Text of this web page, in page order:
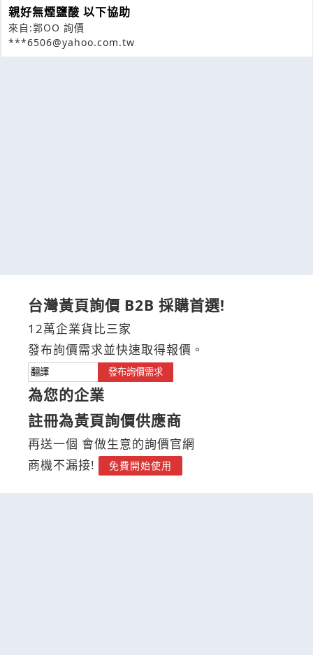
親好無煙鹽酸 以下協助
來自:郭OO 詢價
***6506@yahoo.com.tw
台灣黃頁詢價 B2B 採購首選!
12萬企業貨比三家
發布詢價需求並快速取得報價。
發布詢價需求
為您的企業
註冊為黃頁詢價供應商
再送一個 會做生意的詢價官網
商機不漏接!
免費開始使用